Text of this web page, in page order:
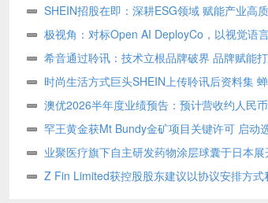
SHEIN招股在即：深耕ESG领域 赋能产业高
极视角：对标Open AI DeployCo，以视觉语
地“最后一公里”
希音通过聆讯：技术立根品牌破界 品牌赋能
时尚生活方式巨头SHEIN上传聆讯后资料集
顾客达2.73亿
澳优2026半年度业绩预告：预计营收约人民
核心业务基础保持稳定
罕王黄金获Mt Bundy金矿项目关键许可 启动
业聚医疗旗下自主研发药物涂层球囊于日本
组 Z Fin Limited获控股股东建议以协议安排方式